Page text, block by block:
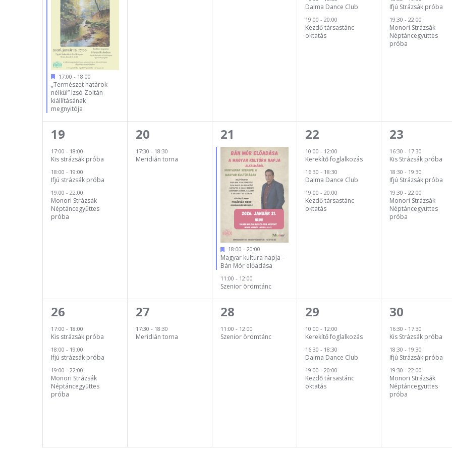
17:00 - 18:00
„Természet határok
nélkül” Izsó Zoltán
kiállításának
megnyitója
Dalma Dance Club
19:00 - 20:00
Kezdő társastánc
oktatás
Ifjú Strázsák próba
19:30-22:00
Monori Strázsák
Néptáncegyüttes
próba
3
esemény,
19
17:00 - 18:00
Kis strázsák próba
18:00 - 19:00
Ifjú strázsák próba
19:00 - 22:00
Monori Strázsák
Néptáncegyüttes
próba
1
esemény,
20
17:30 - 18:30
Meridián torna
2
esemény,
21
18:00 - 20:00
Magyar kultúra napja –
Bán Mór előadása
11:00 - 12:00
Szenior örömtánc
3
esemény,
22
10:00 - 12:00
Kerekítő foglalkozás
16:30 - 18:30
Dalma Dance Club
19:00 - 20:00
Kezdő társastánc
oktatás
3
esemény,
23
16:30- 17:30
Kis Strázsák próba
18:30- 19:30
Ifjú Strázsák próba
19:30-22:00
Monori Strázsák
Néptáncegyüttes
próba
3
esemény,
26
17:00 - 18:00
Kis strázsák próba
18:00 - 19:00
Ifjú strázsák próba
19:00 - 22:00
Monori Strázsák
Néptáncegyüttes
próba
1
esemény,
27
17:30 - 18:30
Meridián torna
1
esemény,
28
11:00 - 12:00
Szenior örömtánc
3
esemény,
29
10:00 - 12:00
Kerekítő foglalkozás
16:30 - 18:30
Dalma Dance Club
19:00 - 20:00
Kezdő társastánc
oktatás
3
esemény,
30
16:30- 17:30
Kis Strázsák próba
18:30- 19:30
Ifjú Strázsák próba
19:30-22:00
Monori Strázsák
Néptáncegyüttes
próba